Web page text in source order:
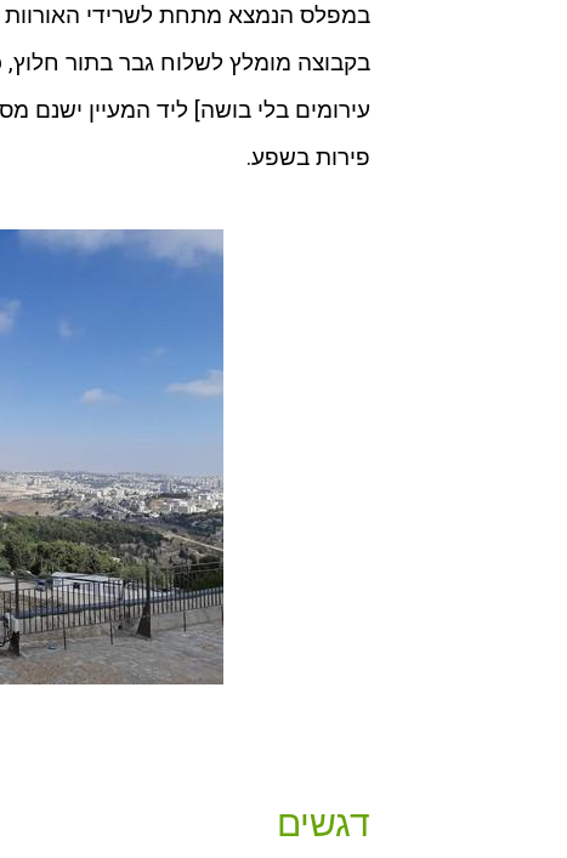
במפלס הנמצא מתחת לשרידי האורוות
בקבוצה מומלץ לשלוח גבר בתור
עירומים בלי בושה] ליד המעיין ישנם
פירות בשפע.
דגשים